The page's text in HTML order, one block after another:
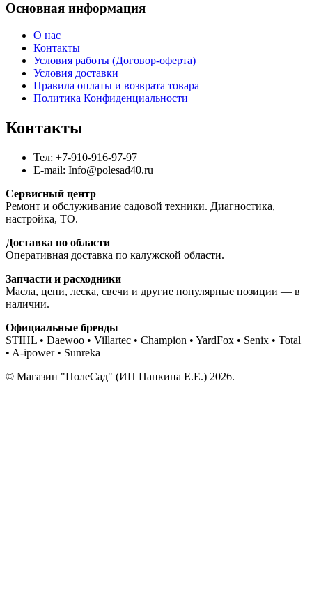
Основная информация
О нас
Контакты
Условия работы (Договор-оферта)
Условия доставки
Правила оплаты и возврата товара
Политика Конфиденциальности
Контакты
Тел: +7-910-916-97-97
E-mail: Info@polesad40.ru
Сервисный центр
Ремонт и обслуживание садовой техники. Диагностика,
настройка, ТО.
Доставка по области
Оперативная доставка по калужской области.
Запчасти и расходники
Масла, цепи, леска, свечи и другие популярные позиции — в
наличии.
Официальные бренды
STIHL • Daewoo • Villartec • Champion • YardFox • Senix • Total
• A-ipower • Sunreka
© Магазин "ПолеСад" (ИП Панкина Е.Е.) 2026.